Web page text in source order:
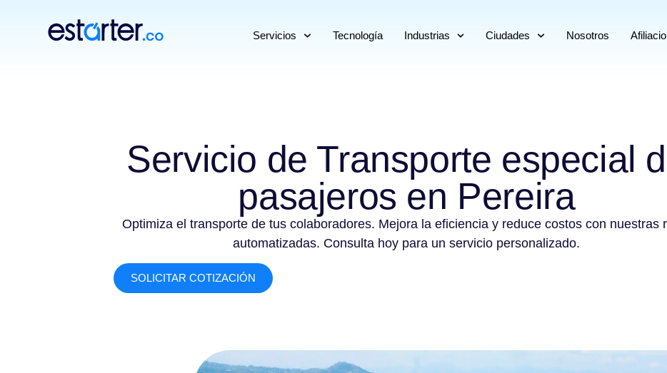
Servicios Tecnología Industrias Ciudades Nosotros
Servicio de Transporte especial
pasajeros en Pereira
Optimiza el transporte de tus colaboradores. Mejora la eficiencia y reduce costos con nuestras
automatizadas. Consulta hoy para un servicio personalizado.
SOLICITAR COTIZACIÓN